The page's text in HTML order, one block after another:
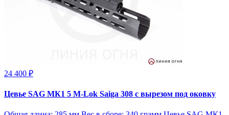
24 400 ₽
Цевье SAG МК1 5 M-Lok Saiga 308 с вырезом под оковку